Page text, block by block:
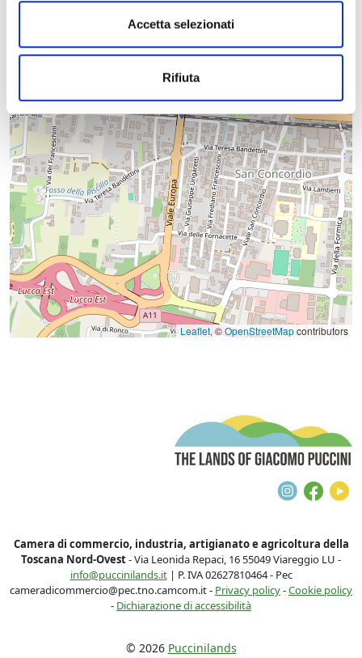
Accetta selezionati
Rifiuta
Leaflet, ©OpenStreetMapcontributors
Camera di commercio, industria, artigianato e agricoltura della
Toscana Nord-Ovest- Via Leonida Repaci, 16 55049 Viareggio LU -
info@puccinilands.it| P. IVA 02627810464 - Pec
cameradicommercio@pec.tno.camcom.it - Privacy policy-Cookie policy
- Dichiarazione di accessibilità
© 2026 Puccinilands